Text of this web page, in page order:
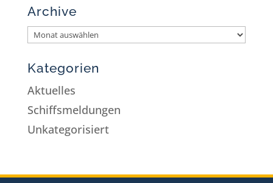
Archive
Kategorien
Aktuelles
Schiffsmeldungen
Unkategorisiert